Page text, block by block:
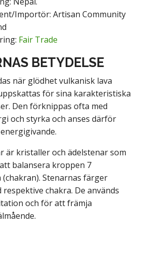
Importör: Artisan Community
Fair Trade
BETYDELSE
när glödhet vulkanisk lava
för sina karakteristiska
Den förknippas ofta med
och styrka och anses därför
är kristaller och ädelstenar som
balansera kroppen 7
Stenarnas färger
respektive chakra. De används
och för att främja